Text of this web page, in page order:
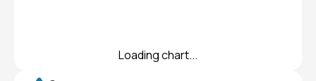
Loading chart...